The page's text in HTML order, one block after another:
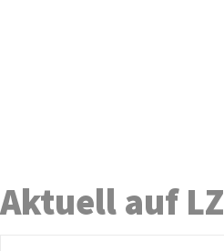
Aktuell auf LZ